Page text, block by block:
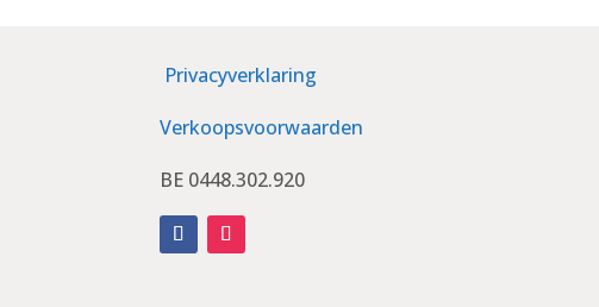
Privacyverklaring
Verkoopsvoorwaarden
BE 0448.302.920